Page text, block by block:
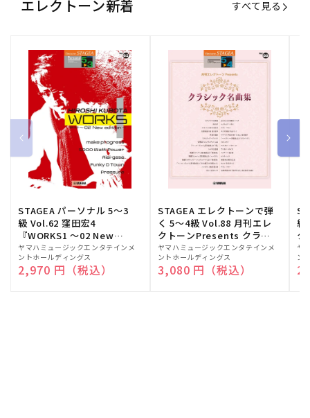
エレクトーン新着 すべて見る
STAGEA パーソナル 5～3
級 Vol.62 窪田宏4
『WORKS1 ～02 New
edition～』
販
売
元:
ヤマハミュージックエンタテインメ
ントホールディングス
通常価格
2,970 円（税込）
STAGEA エレクトーンで弾
く 5～4級 Vol.88 月刊エレ
クトーンPresents クラシ
ック名曲集
販
売
元:
ヤマハミュージックエンタテインメ
ントホールディングス
通常価格
3,080 円（税込）
級
ク
販
売
元:
ヤ
ン